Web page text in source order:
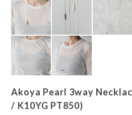
Akoya Pearl 3way
/ K10YG PT850)